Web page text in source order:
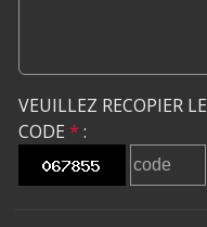
VEUILLEZ RECOPIER LE
CODE * :